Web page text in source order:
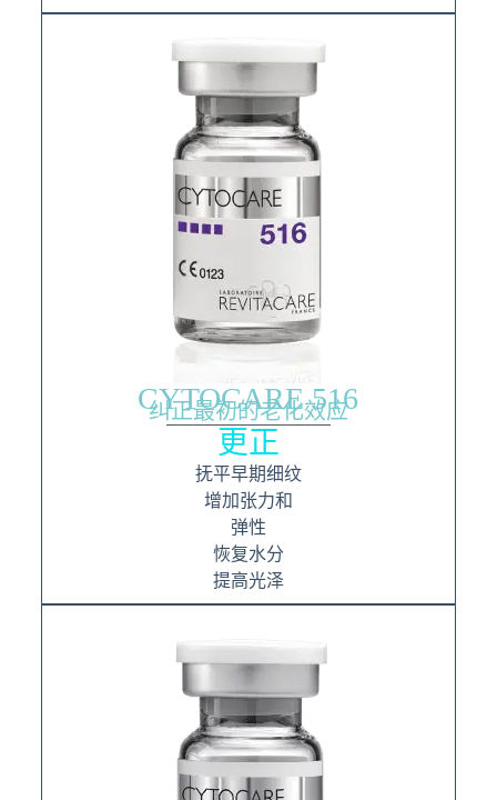
CYTOCARE 516
纠正最初的老化效应
更正
抚平早期细纹
增加张力和
弹性
恢复水分
提高光泽